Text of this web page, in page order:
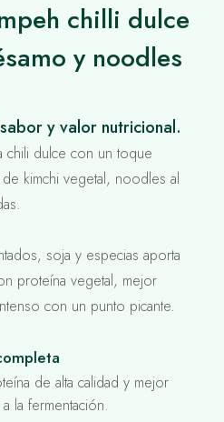
chilli dulce
y noodles
y valor nutricional.
chili dulce con un toque
kimchi vegetal, noodles al
soja y especias aporta
proteína vegetal, mejor
con un punto picante.
de alta calidad y mejor
la fermentación.